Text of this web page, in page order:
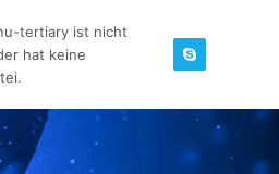
tertiary ist nicht
hat keine